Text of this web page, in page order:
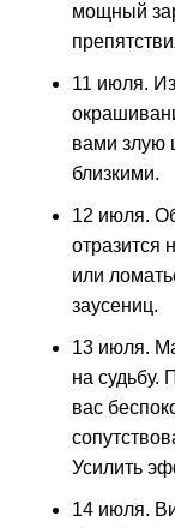
мощный
11 июля.
вами злую
близкими.
12 июля.
отразится
или
заусениц.
13 июля.
на судьбу.
вас
Усилить
14 июля.